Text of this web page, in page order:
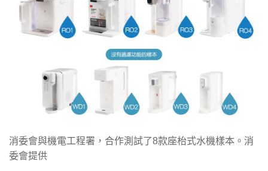
消委會與機電工程署，合作測試了8款座枱式水機樣本。消
委會提供